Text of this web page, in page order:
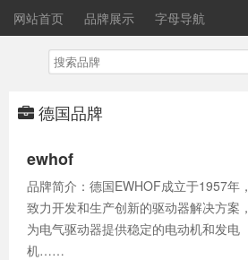
网站首页 品牌展示 字母导航
德国品牌
ewhof
品牌简介：德国EWHOF成立于1957年，
致力开发和生产创新的驱动器解决方案，
为电气驱动器提供稳定的电动机和发电
机……